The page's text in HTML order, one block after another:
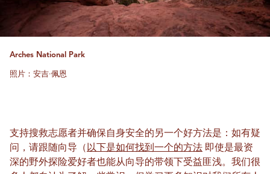
Arches National Park
照片：安吉·佩恩
支持搜救志愿者并确保自身安全的另一个好方法是：如有疑
问，请跟随向导（ 以下是如何找到一个的方法 即使是最资
深的野外探险爱好者也能从向导的带领下受益匪浅。我们很